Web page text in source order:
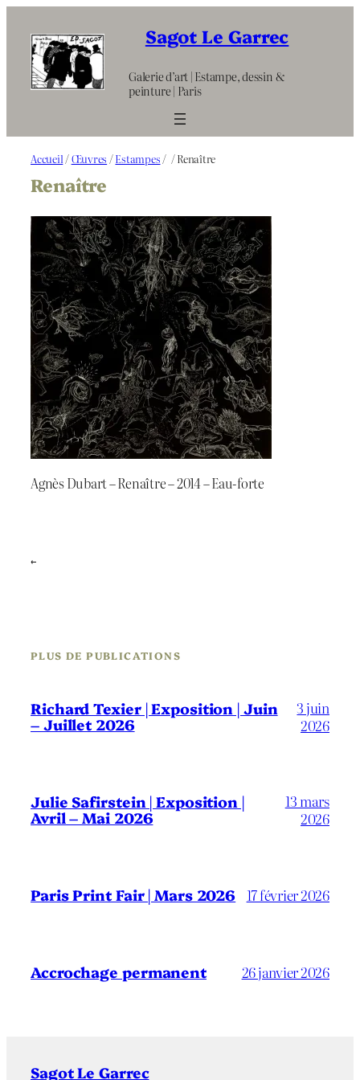
contenu
Sagot Le Garrec
Galerie d’art | Estampe, dessin &
peinture | Paris
Accueil /Œuvres /Estampes / / Renaître
Renaître
Agnès Dubart – Renaître – 2014 – Eau-forte
←
PLUS DE PUBLICATIONS
Richard Texier | Exposition | Juin
– Juillet 2026
3 juin
2026
Julie Safirstein | Exposition |
Avril – Mai 2026
13 mars
2026
Paris Print Fair | Mars 2026 17 février 2026
Accrochage permanent 26 janvier 2026
Sagot Le Garrec